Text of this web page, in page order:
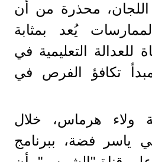
اللجان، محذرة من أن
يُعد بمثابة
للعدالة التعليمية في
تكافؤ الفرص في
ولاء هرماس، خلال
ياسر فضة، ببرنامج